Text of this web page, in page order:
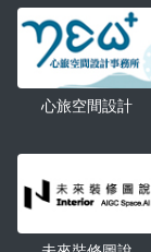
心旅空間設計